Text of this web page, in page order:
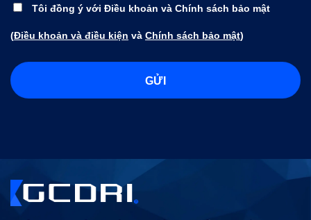
Tôi đồng ý với Điều khoản và Chính sách bảo mật
(Điều khoản và điều kiện và Chính sách bảo mật)